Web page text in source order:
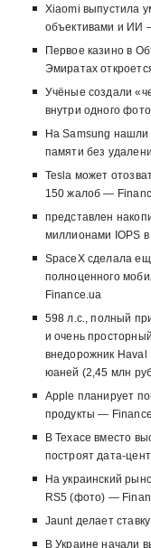
Xiaomi выпустила
объективами и ИИ
Первое казино в
Эмиратах
Учёные создали
внутри одного
На Samsung нашли
памяти без
Tesla может
150 жалоб —
представлен
миллионами IOPS в
SpaceX сделала
полноценного
Finance.ua
598 л.с., полный
и очень
внедорожник
юаней (2,45 млн
Apple планирует
продукты —
В Техасе вместо
построят дата-
На украинский
RS5 (фото) —
Jaunt делает
В Украине начали